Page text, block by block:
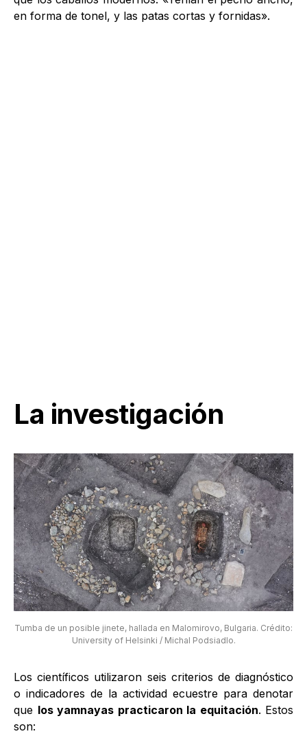
en forma de tonel, y las patas cortas y fornidas».
La investigación
Tumba de un posible jinete, hallada en Malomirovo, Bulgaria. Crédito:
University of Helsinki / Michal Podsiadlo.
Los científicos utilizaron seis criterios de diagnóstico
o indicadores de la actividad ecuestre para denotar
que los yamnayas practicaron la equitación. Estos
son: